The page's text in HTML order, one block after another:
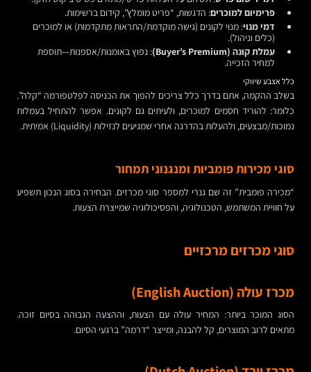
פרימיום למוכרים: הדגשות, “פריט מומלץ”, קידום ברשימות.
דמי מנוי: מנוי לקונים (גישה מוקדמת/התראות מתקדמות) או למוכרים
(כלים וניהול).
עמלת קונה (Buyer’s Premium)
: נפוץ באומנות/אספנות—תוספת
למחיר הזכייה.
כלל אצבע שיווקי
בשלב ההקמה, אתם בדרך כלל צריכים להפוך את הכניסה לפלטפורמה “קלה”.
כלומר: להוריד חסמים למוכרים, ולעיתים גם לקונים. אפשר להתחיל בעמלות
נמוכות/מבצעים, ולהעלות בהדרגה אחרי שמגיעים לנזילות (Liquidity) אמיתית.
סוגי מכירות פומביות ומנגנוני תמחור
“מכירה פומבית” זה שם גנרי למספר סוגי מכרזים. הבחירה בסוג הנכון תשפיע
על חוויית המשתמש, הטכנולוגיה, והפסיכולוגיה שמייצרת הצעות.
סוגי מכרזים מרכזיים
מכרז עולה (English Auction)
הסוג המוכר ביותר: המחיר עולה עם הצעות, וההצעה הגבוהה בסיום זוכה.
מתאים לרוב המוצרים, קל להבנה, ומייצר “דרמה” ברגעי הסיום.